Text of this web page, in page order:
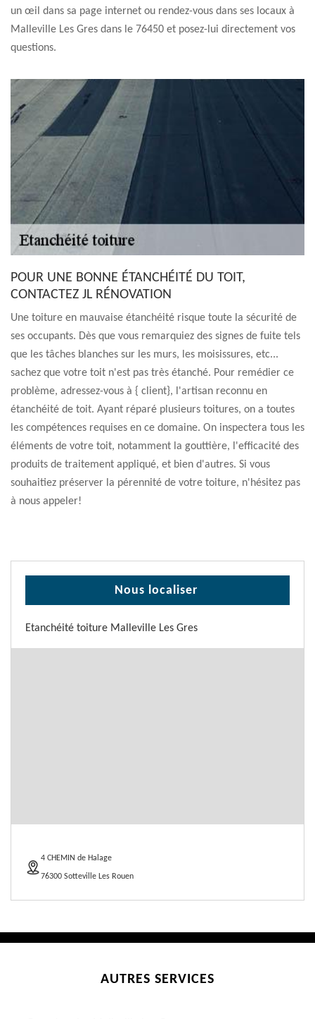
un œil dans sa page internet ou rendez-vous dans ses locaux à
Malleville Les Gres dans le 76450 et posez-lui directement vos
questions.
POUR UNE BONNE ÉTANCHÉITÉ DU TOIT,
CONTACTEZ JL RÉNOVATION
Une toiture en mauvaise étanchéité risque toute la sécurité de
ses occupants. Dès que vous remarquiez des signes de fuite tels
que les tâches blanches sur les murs, les moisissures, etc...
sachez que votre toit n'est pas très étanché. Pour remédier ce
problème, adressez-vous à { client}, l'artisan reconnu en
étanchéité de toit. Ayant réparé plusieurs toitures, on a toutes
les compétences requises en ce domaine. On inspectera tous les
éléments de votre toit, notamment la gouttière, l'efficacité des
produits de traitement appliqué, et bien d'autres. Si vous
souhaitiez préserver la pérennité de votre toiture, n'hésitez pas
à nous appeler!
Nous localiser
Etanchéité toiture Malleville Les Gres
4 CHEMIN de Halage
76300 Sotteville Les Rouen
AUTRES SERVICES